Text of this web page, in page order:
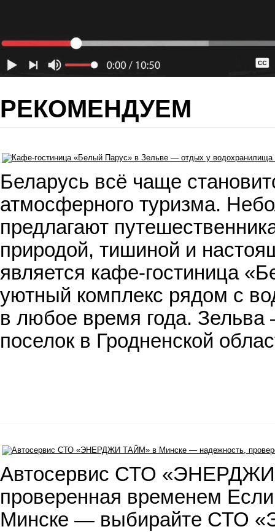
РЕКОМЕНДУЕМ
Беларусь всё чаще
атмосферного туризма.
предлагают
природой, тишиной и
является кафе-гостиница
уютный комплекс рядом с
в любое время года.
поселок в Гродненской
Автосервис СТО
проверенная временем
Минске — выбирайте СТО